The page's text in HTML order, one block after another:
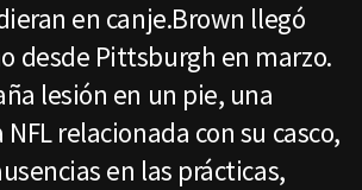
en canje.Brown llegó
desde Pittsburgh en marzo.
lesión en un pie, una
relacionada con su casco,
en las prácticas,